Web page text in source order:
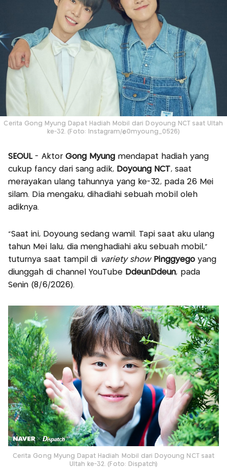
Cerita Gong Myung Dapat Hadiah Mobil dari Doyoung NCT saat Ultah
ke-32. (Foto: Instagram/@0myoung_0526)
SEOUL- Aktor Gong Myung mendapat hadiah yang
cukup fancy dari sang adik, Doyoung NCT, saat
merayakan ulang tahunnya yang ke-32, pada 26 Mei
silam. Dia mengaku, dihadiahi sebuah mobil oleh
adiknya.
“Saat ini, Doyoung sedang wamil. Tapi saat aku ulang
tahun Mei lalu, dia menghadiahi aku sebuah mobil,”
tuturnya saat tampil di variety show Pinggyegoyang
diunggah di channel YouTube DdeunDdeun, pada
Senin (8/6/2026).
Cerita Gong Myung Dapat Hadiah Mobil dari Doyoung NCT saat
Ultah ke-32. (Foto: Dispatch)